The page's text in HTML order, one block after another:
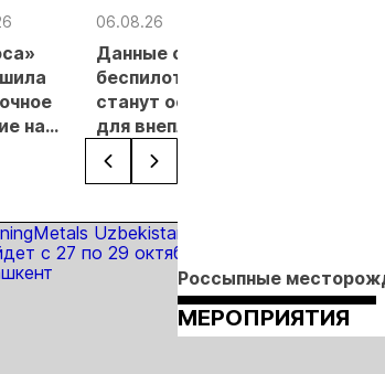
на
06.08.26
Данные с
беспилотников
станут основанием
для внеплановых
проверок
недропользователей
Россыпные
МЕРОПРИЯТИЯ